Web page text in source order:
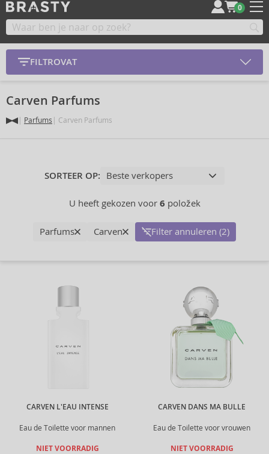
0
FILTROVAT
Carven Parfums
Parfums Carven Parfums
SORTEER OP:
U heeft gekozen voor 6 položek
Parfums Carven Filter annuleren (2)
CARVEN L'EAU INTENSE
Eau de Toilette voor mannen
NIET VOORRADIG
CARVEN DANS MA BULLE
Eau de Toilette voor vrouwen
NIET VOORRADIG